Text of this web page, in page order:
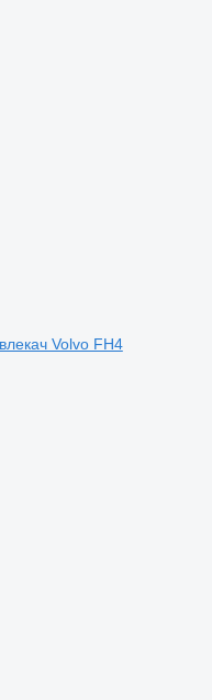
Volvo FH4